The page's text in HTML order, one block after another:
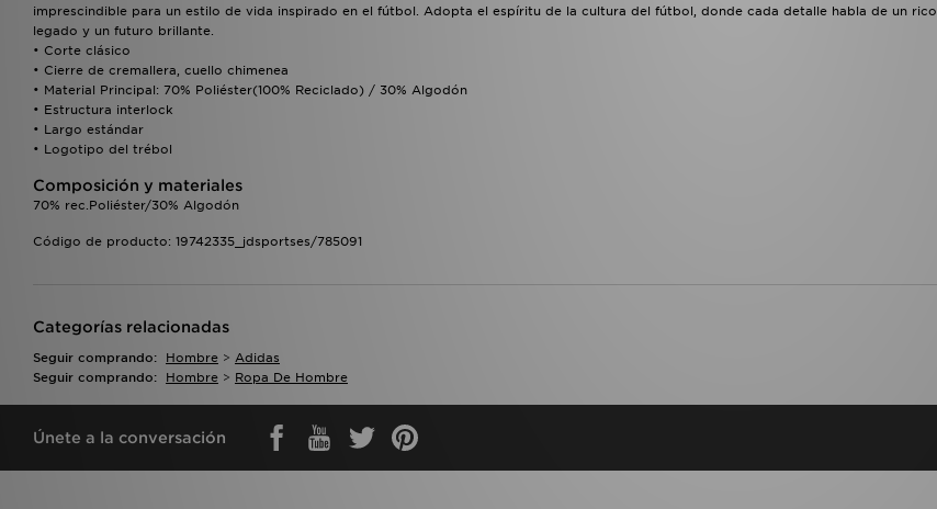
imprescindible para un estilo de vida inspirado en el fútbol. Adopta el espíritu de la cultura del fútbol, donde cada detalle habla de un rico
legado y un futuro brillante.
• Corte clásico
• Cierre de cremallera, cuello chimenea
• Material Principal: 70% Poliéster(100% Reciclado) / 30% Algodón
• Estructura interlock
• Largo estándar
• Logotipo del trébol
Composición y materiales
70% rec.Poliéster/30% Algodón
Código de producto: 19742335_jdsportses/785091
Categorías relacionadas
Seguir comprando: Hombre > Adidas
Seguir comprando:
Hombre > Ropa De Hombre
Únete a la conversación